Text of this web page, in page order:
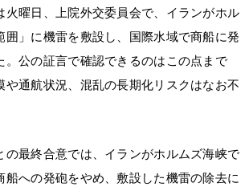
火曜日、上院外交委員会で、イランがホル
囲」に機雷を敷設し、国際水域で商船に発
。公の証言で確認できるのはこの点まで
や通航状況、混乱の長期化リスクはなお不
の最終合意では、イランがホルムズ海峡で
船への発砲をやめ、敷設した機雷の除去に